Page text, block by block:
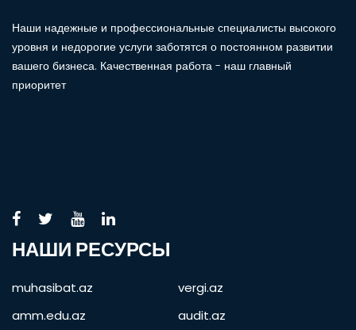
Наши надежные и профессиональные специалисты высокого
уровня и недорогие услуги заботятся о постоянном развитии
вашего бизнеса. Качественная работа - наш главный
приоритет
НАШИ РЕСУРСЫ
muhasibat.az
vergi.az
amm.edu.az
audit.az